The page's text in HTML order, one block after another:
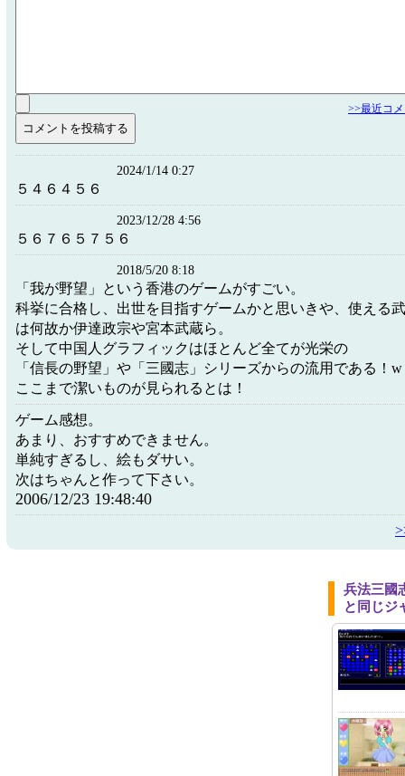
>>最近コ
2024/1/14 0:27
５４６４５６
2023/12/28 4:56
５６７６５７５６
2018/5/20 8:18
「我が野望」という香港のゲームがすごい。
科挙に合格し、出世を目指すゲームかと思いきや、使える
は何故か伊達政宗や宮本武蔵ら。
そして中国人グラフィックはほとんど全てが光栄の
「信長の野望」や「三國志」シリーズからの流用である！w
ここまで潔いものが見られるとは！
ゲーム感想。
あまり、おすすめできません。
単純すぎるし、絵もダサい。
次はちゃんと作って下さい。
2006/12/23 19:48:40
兵法三國
と同じジ